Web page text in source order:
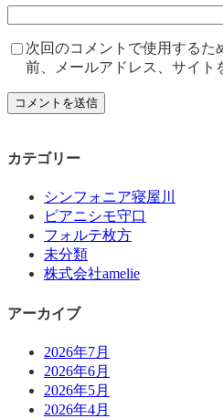
次回のコメントで使用するた
前、メールアドレス、サイト
カテゴリー
シンフォニア寝屋川
ピアニシモ守口
フォルテ枚方
未分類
株式会社amelie
アーカイブ
2026年7月
2026年6月
2026年5月
2026年4月